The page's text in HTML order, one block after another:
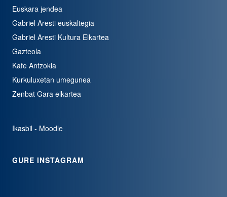
Euskara jendea
Gabriel Aresti euskaltegia
Gabriel Aresti Kultura Elkartea
Gazteola
Kafe Antzokia
Kurkuluxetan umegunea
Zenbat Gara elkartea
Ikasbil - Moodle
GURE INSTAGRAM